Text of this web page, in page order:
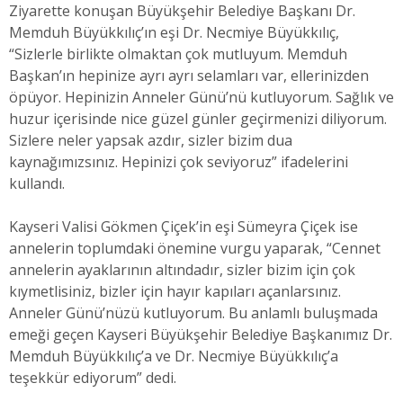
Ziyarette konuşan Büyükşehir Belediye Başkanı Dr.
Memduh Büyükkılıç’ın eşi Dr. Necmiye Büyükkılıç,
“Sizlerle birlikte olmaktan çok mutluyum. Memduh
Başkan’ın hepinize ayrı ayrı selamları var, ellerinizden
öpüyor. Hepinizin Anneler Günü’nü kutluyorum. Sağlık ve
huzur içerisinde nice güzel günler geçirmenizi diliyorum.
Sizlere neler yapsak azdır, sizler bizim dua
kaynağımızsınız. Hepinizi çok seviyoruz” ifadelerini
kullandı.
Kayseri Valisi Gökmen Çiçek’in eşi Sümeyra Çiçek ise
annelerin toplumdaki önemine vurgu yaparak, “Cennet
annelerin ayaklarının altındadır, sizler bizim için çok
kıymetlisiniz, bizler için hayır kapıları açanlarsınız.
Anneler Günü’nüzü kutluyorum. Bu anlamlı buluşmada
emeği geçen Kayseri Büyükşehir Belediye Başkanımız Dr.
Memduh Büyükkılıç’a ve Dr. Necmiye Büyükkılıç’a
teşekkür ediyorum” dedi.